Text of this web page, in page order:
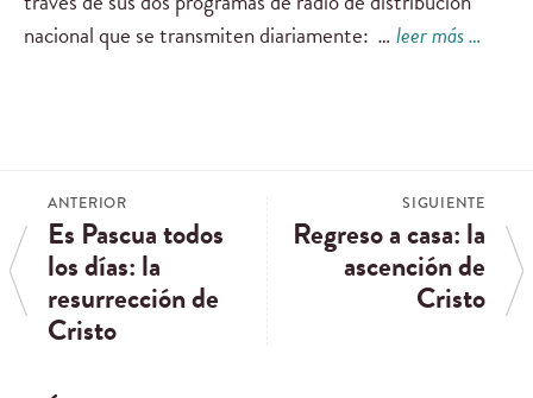
nacional que se transmiten diariamente: …leer más …
ANTERIOR
Es Pascua todos
los días: la
resurrección de
Cristo
SIGUIENTE
Regreso a casa: la
ascención de
Cristo